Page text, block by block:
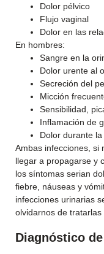
Dolor pélvico
Flujo vaginal
Dolor en las
En hombres:
Sangre en la
Dolor urente al
Secreción del
Micción
Sensibilidad,
Inflamación de
Dolor durante
Ambas infecciones, si
llegar a propagarse y
los síntomas serian
fiebre, náuseas y
infecciones urinarias
olvidarnos de tratarlas
Diagnóstico